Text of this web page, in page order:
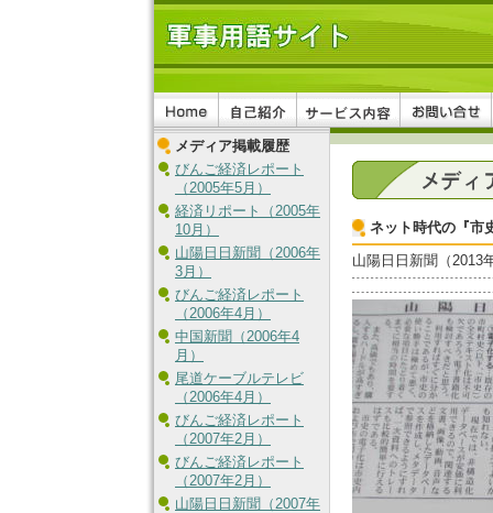
メディア掲載履歴
びんご経済レポート
（2005年5月）
経済リポート（2005年
10月）
山陽日日新聞（2006年
3月）
びんご経済レポート
（2006年4月）
中国新聞（2006年4
月）
尾道ケーブルテレビ
（2006年4月）
びんご経済レポート
（2007年2月）
びんご経済レポート
（2007年2月）
山陽日日新聞（2007年
ネット時代の『市
山陽日日新聞（2013